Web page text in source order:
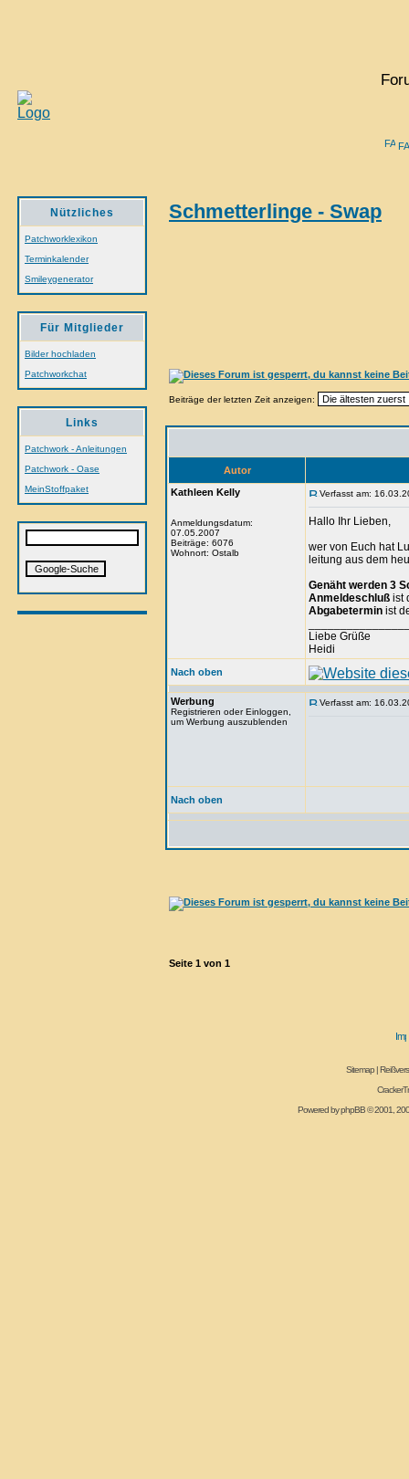
Nützliches
Patchworklexikon
Terminkalender
Smileygenerator
Für Mitglieder
Bilder hochladen
Patchworkchat
Links
Patchwork - Anleitungen
Patchwork - Oase
MeinStoffpaket
Schmetterlinge - Swap
Beiträge der letzten Zeit anzeigen:
Autor
Kathleen Kelly
Anmeldungsdatum:
07.05.2007
Beiträge: 6076
Wohnort: Ostalb
Verfasst am:
Hallo Ihr Lieben,
wer von Euch hat
leitung aus dem
Genäht werden 3
Anmeldeschluß ist
Abgabetermin ist
Liebe Grüße
Heidi
Nach oben
Werbung
Registrieren oder Einloggen,
um Werbung auszublenden
Verfasst am:
Nach oben
Seite 1 von 1
Sitemap|
Powered byphpBB© 2001,